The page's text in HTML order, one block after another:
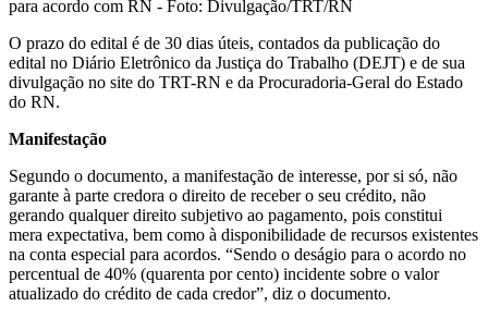
para acordo com RN - Foto: Divulgação/TRT/RN
O prazo do edital é de 30 dias úteis, contados da publicação do
edital no Diário Eletrônico da Justiça do Trabalho (DEJT) e de sua
divulgação no site do TRT-RN e da Procuradoria-Geral do Estado
do RN.
Manifestação
Segundo o documento, a manifestação de interesse, por si só, não
garante à parte credora o direito de receber o seu crédito, não
gerando qualquer direito subjetivo ao pagamento, pois constitui
mera expectativa, bem como à disponibilidade de recursos existentes
na conta especial para acordos. “Sendo o deságio para o acordo no
percentual de 40% (quarenta por cento) incidente sobre o valor
atualizado do crédito de cada credor”, diz o documento.